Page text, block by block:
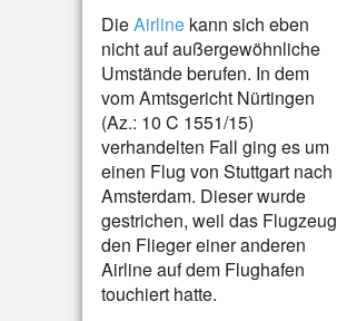
DieAirline kann sich eben
nicht auf außergewöhnliche
Umstände berufen. In dem
vom Amtsgericht Nürtingen
(Az.: 10 C 1551/15)
verhandelten Fall ging es um
einen Flug von Stuttgart nach
Amsterdam. Dieser wurde
gestrichen, weil das Flugzeug
den Flieger einer anderen
Airline auf dem Flughafen
touchiert hatte.